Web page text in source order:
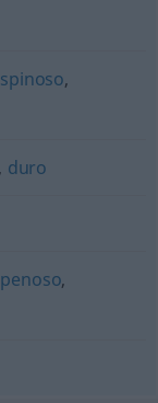
,
, duro
penoso,